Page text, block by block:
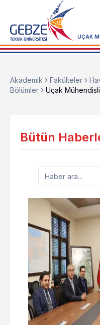
UÇAK
Akademik Fakülteler
Bölümler
Uçak
Bütün